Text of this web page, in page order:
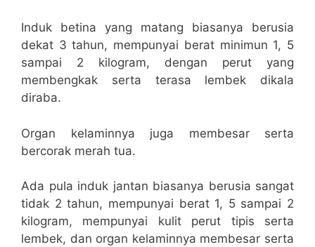
Induk betina yang matang biasanya berusia
dekat 3 tahun, mempunyai berat minimun 1, 5
sampai 2 kilogram, dengan perut yang
membengkak serta terasa lembek dikala
diraba.
Organ kelaminnya juga membesar serta
bercorak merah tua.
Ada pula induk jantan biasanya berusia sangat
tidak 2 tahun, mempunyai berat 1, 5 sampai 2
kilogram, mempunyai kulit perut tipis serta
lembek, dan organ kelaminnya membesar serta